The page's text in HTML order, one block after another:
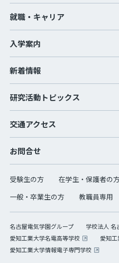
就職・キャリア
入学案内
新着情報
研究活動トピックス
交通アクセス
お問合せ
受験生の方 在学生・保護者の
一般・卒業生の方
教職員専用
名古屋電気学園グループ
学校法人 名
愛知工業大学名電高等学校
愛知
愛知工業大学情報電子専門学校